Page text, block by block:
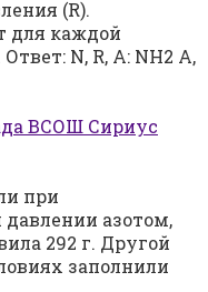
(R).
для каждой
N, R, A: NH2 A,
ВСОШ Сириус
при
азотом,
292 г. Другой
заполнили